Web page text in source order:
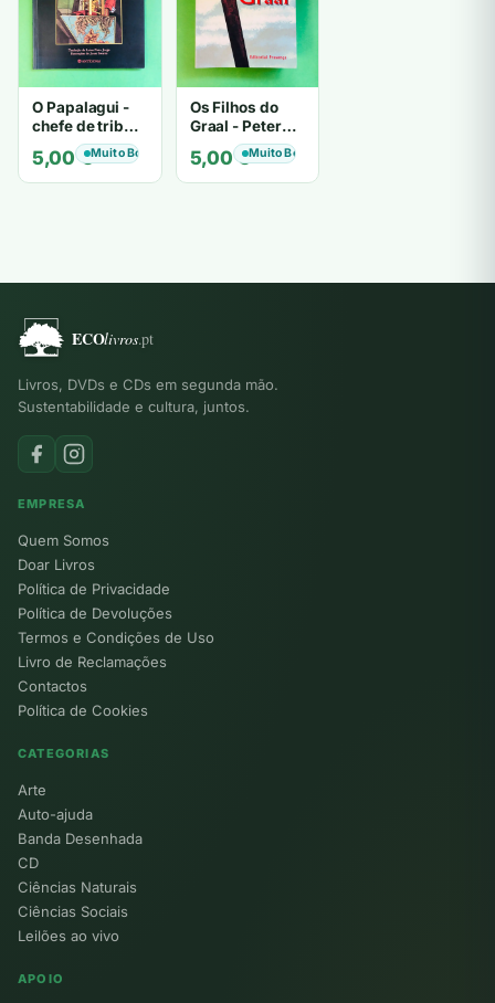
O Papalagui -
chefe de tribo
de tiavéa
5,00€Muito Bom
Os Filhos do
Graal - Peter
Berling
5,00€Muito Bom
Livros, DVDs e CDs em segunda mão.
Sustentabilidade e cultura, juntos.
EMPRESA
Quem Somos
Doar Livros
Política de Privacidade
Política de Devoluções
Termos e Condições de Uso
Livro de Reclamações
Contactos
Política de Cookies
CATEGORIAS
Arte
Auto-ajuda
Banda Desenhada
CD
Ciências Naturais
Ciências Sociais
Leilões ao vivo
APOIO